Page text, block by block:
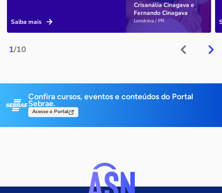
1/10
Crisanália Cinagava e
Fernando Cinagava
Londrina / PR
Saiba mais
Confira cursos, eventos e conteúdos do Portal
Sebrae.
Acesse o Portal